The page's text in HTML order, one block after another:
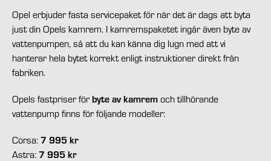
Opel erbjuder fasta servicepaket för när det är dags att byta
just din Opels kamrem. I kamremspaketet ingår även byte av
vattenpumpen, så att du kan känna dig lugn med att vi
hanterar hela bytet korrekt enligt instruktioner direkt från
fabriken.
Opels fastpriser förbyte av kamremoch tillhörande
vattenpump finns för följande modeller:
Corsa:7 995 kr
Astra:7 995 kr